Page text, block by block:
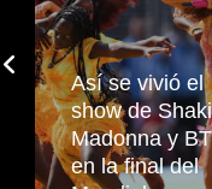
​Así se vivió el
show de
Madonna y
en la final del